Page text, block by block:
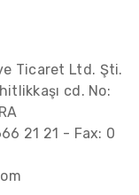
Ticaret Ltd. Şti.
cd. No:
21 21 - Fax: 0